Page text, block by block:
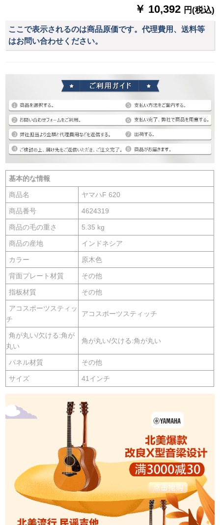
￥ 10,392 円(税込)
ここで表示されるのは商品原価です。代理費用、送料等
はお問い合わせください。
基本的な情報
商品名 ヤマハF 620
商品番号 4624319
商品の毛の重さ 5.35 kg
商品の産地 インドネシア
カラー 原木色
背面プレート材質 その他
指板材質 その他
アコスポーツスティッ
チ
アコスポーツスティッチ
角が丸い/欠ける:角が
丸い
角が丸い/欠ける:角が丸い
パネル材質 その他
サイズ 41インチ